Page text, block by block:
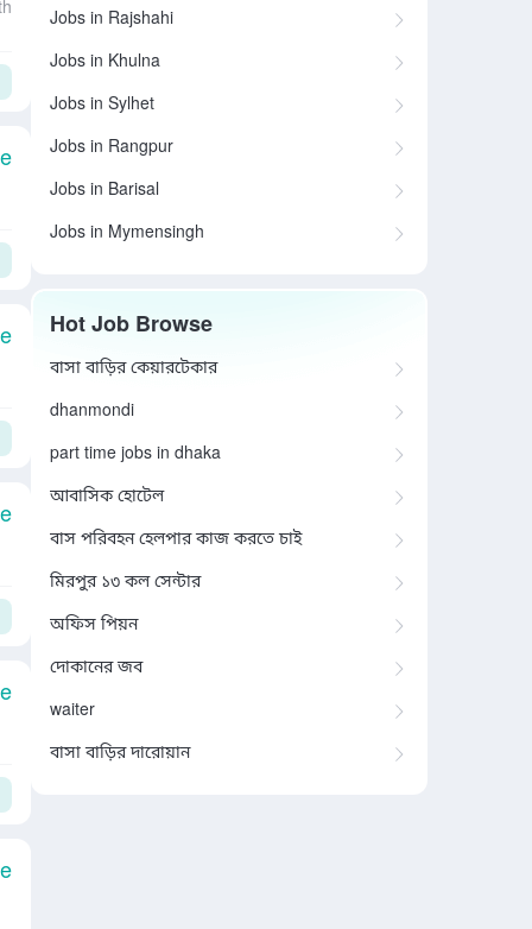
Jobs in Rajshahi
Jobs in Khulna
Jobs in Sylhet
Jobs in Rangpur
Jobs in Barisal
Jobs in Mymensingh
Hot Job Browse
বাসা বাড়ির কেয়ারটেকার
dhanmondi
part time jobs in dhaka
আবাসিক হোটেল
বাস পরিবহন হেলপার কাজ করতে চাই
মিরপুর ১৩ কল সেন্টার
অফিস পিয়ন
দোকানের জব
waiter
বাসা বাড়ির দারোয়ান